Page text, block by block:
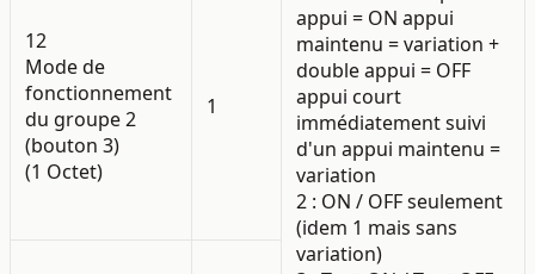
appui = ON appui
maintenu = variation +
double appui = OFF
appui court
immédiatement suivi
d'un appui maintenu =
variation
2 : ON / OFF seulement
(idem 1 mais sans
variation)
12
Mode de
fonctionnement
du groupe 2
(bouton 3)
(1 Octet)
1